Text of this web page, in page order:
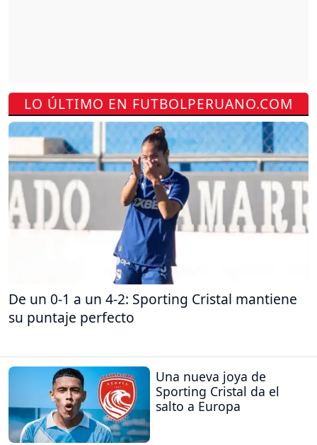
LO ÚLTIMO EN FUTBOLPERUANO.COM
De un 0-1 a un 4-2: Sporting Cristal mantiene
su puntaje perfecto
Una nueva joya de
Sporting Cristal da el
salto a Europa